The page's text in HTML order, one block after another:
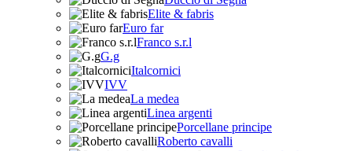
Elite & fabris
Euro far
Franco s.r.l
G.g
Italcornici
IVV
La medea
Linea argenti
Porcellane principe
Roberto cavalli